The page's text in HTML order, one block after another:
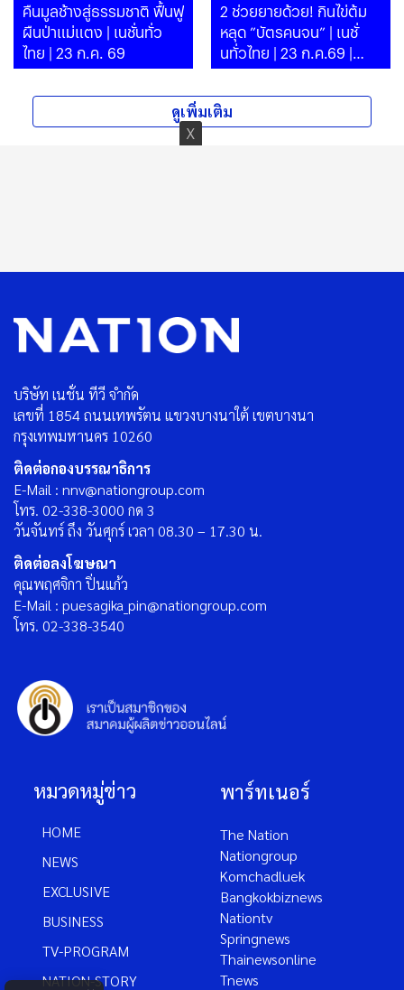
คืนมูลช้างสู่ธรรมชาติ ฟื้นฟู
ผืนป่าแม่แตง | เนชั่นทั่ว
ไทย | 23 ก.ค. 69
2 ช่วยยายด้วย! กินไข่ต้ม
หลุด ”บัตรคนจน” | เนชั่
นทั่วไทย | 23 ก.ค.69 |
PART 1
ดูเพิ่มเติม
บริษัท เนชั่น ทีวี จำกัด
เลขที่ 1854 ถนนเทพรัตน แขวงบางนาใต้ เขตบางนา
กรุงเทพมหานคร 10260
ติดต่อกองบรรณาธิการ
E-Mail : nnv@nationgroup.com
โทร. 02-338-3000 กด 3
วันจันทร์ ถึง วันศุกร์ เวลา 08.30 – 17.30 น.
ติดต่อลงโฆษณา
คุณพฤศจิกา ปิ่นแก้ว
E-Mail : puesagika_pin@nationgroup.com
โทร. 02-338-3540
หมวดหมู่ข่าว
HOME
NEWS
EXCLUSIVE
BUSINESS
TV-PROGRAM
NATION-STORY
พาร์ทเนอร์
The Nation
Nationgroup
Komchadluek
Bangkokbiznews
Nationtv
Springnews
Thainewsonline
Tnews